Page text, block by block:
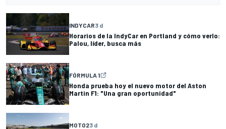
INDYCAR3 d
Horarios de la IndyCar en Portland y cómo verlo:
Palou, líder, busca más
FÓRMULA 1
Honda prueba hoy el nuevo motor del Aston
Martin F1: "Una gran oportunidad"
MOTO23 d